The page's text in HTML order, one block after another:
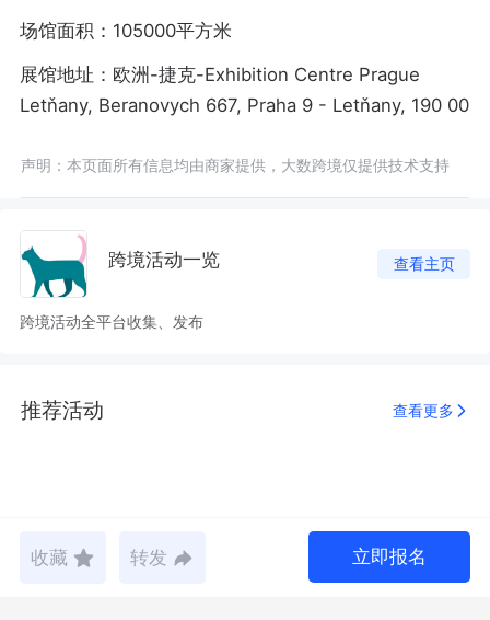
场馆面积：105000平方米
展馆地址：欧洲-捷克-Exhibition Centre Prague
Letňany, Beranovych 667, Praha 9 - Letňany, 190 00
声明：本页面所有信息均由商家提供，大数跨境仅提供技术支持
跨境活动一览 查看主页
跨境活动全平台收集、发布
推荐活动 查看更多
收藏 转发 立即报名